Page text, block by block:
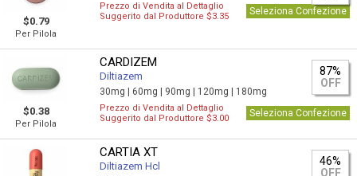
$0.79
Per Pilola
Prezzo di Vendita al Dettaglio
Suggerito dal Produttore $3.35
Seleziona Confezione
$0.38
Per Pilola
CARDIZEM
Diltiazem
30mg | 60mg | 90mg | 120mg | 180mg
87%
OFF
Prezzo di Vendita al Dettaglio
Suggerito dal Produttore $3.00
Seleziona Confezione
CARTIA XT
Diltiazem Hcl
46%
OFF